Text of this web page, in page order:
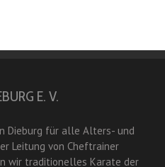
E. V.
Dieburg für alle Alters- und
Leitung von Cheftrainer
wir traditionelles Karate der